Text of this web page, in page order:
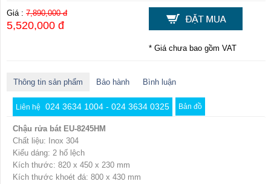
Giá : 7,890,000 đ
5,520,000 đ
* Giá chưa bao gồm VAT
Thông tin sản phẩm Bảo hành Bình luận
Liên hệ 024 3634 1004 - 024 3634 0325 Bản đồ
Chậu rửa bát EU-8245HM
Chất liệu: Inox 304
Kiểu dáng: 2 hố lệch
Kích thước: 820 x 450 x 230 mm
Kích thước khoét đá: 800 x 430 mm